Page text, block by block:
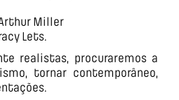
Miller
Lets.
realistas, procuraremos a
tornar contemporâneo,